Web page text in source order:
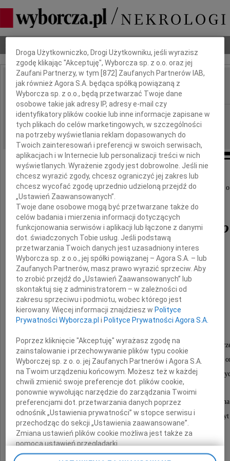
IMIĘ I NAZWISKO: Tomasz Prystacki
REGION: Kraków
DATA EMISJI: 15.06.2026
Z głębokim smutkiem i żalem przyjęliśmy wiadomość
Tomasza Prystackiego
wieloletniego Prezesa
Fresenius Medical Care Polska S.A
Fresenius NephroCare Polska Sp. z o.o.,
wybitnego lidera, cenionego menedżera i człowieka, który
odpowiedzialnością i zaangażowaniem budował wartość
oraz wspierał rozwój opieki nad pacjentami z przewlekłą
Jego profesjonalizm, mądrość i życzliwość pozostaną na
w pamięci współpracowników i wszystkich, którzy mieli
Dbamy o Twoją prywatność
Droga Użytkowniczko, Drogi Użytkowniku, jeśli wyrazisz
zgodę klikając "Akceptuję", Wyborcza sp. z o.o. oraz jej
Zaufani Partnerzy, w tym [872 ] Zaufanych Partnerów IAB,
jak również Agora S.A. będąca spółką powiązaną z
Wyborcza sp. z o.o., będą przetwarzać Twoje dane
osobowe takie jak adresy IP, adresy e-mail czy
identyfikatory plików cookie lub inne informacje zapisane w
tych plikach do celów marketingowych, w szczególności
na potrzeby wyświetlania reklam dopasowanych do
Twoich zainteresowań i preferencji w swoich serwisach,
aplikacjach i w Internecie lub personalizacji treści w nich
wyświetlanych. Wyrażenie zgody jest dobrowolne. Jeśli nie
chcesz wyrazić zgody, chcesz ograniczyć jej zakres lub
chcesz wycofać zgodę uprzednio udzieloną przejdź do
„Ustawień Zaawansowanych”.
Twoje dane osobowe mogą być przetwarzane także do
celów badania i mierzenia informacji dotyczących
funkcjonowania serwisów i aplikacji lub łączone z danymi
dot. świadczonych Tobie usług. Jeśli podstawą
przetwarzania Twoich danych jest uzasadniony interes
Wyborcza sp. z o.o., jej spółki powiązanej – Agora S.A. – lub
Zaufanych Partnerów, masz prawo wyrazić sprzeciw. Aby
to zrobić przejdź do „Ustawień Zaawansowanych” lub
skontaktuj się z administratorem – w zależności od
zakresu sprzeciwu i podmiotu, wobec którego jest
kierowany. Więcej informacji znajdziesz w Polityce
Prywatności Wyborcza.pl i Polityce Prywatności Agora S.A.
Poprzez kliknięcie "Akceptuję" wyrażasz zgodę na
zainstalowanie i przechowywanie plików typu cookie
Wyborczej sp. z o. o. jej Zaufanych Partnerów i Agora S.A.
na Twoim urządzeniu końcowym. Możesz też w każdej
chwili zmienić swoje preferencje dot. plików cookie,
ponownie wywołując narzędzie do zarządzania Twoimi
preferencjami dot. przetwarzania danych poprzez
odnośnik „Ustawienia prywatności” w stopce serwisu i
przechodząc do sekcji „Ustawienia zaawansowane”.
Zmiana ustawień plików cookie możliwa jest także za
pomocą ustawień przeglądarki.